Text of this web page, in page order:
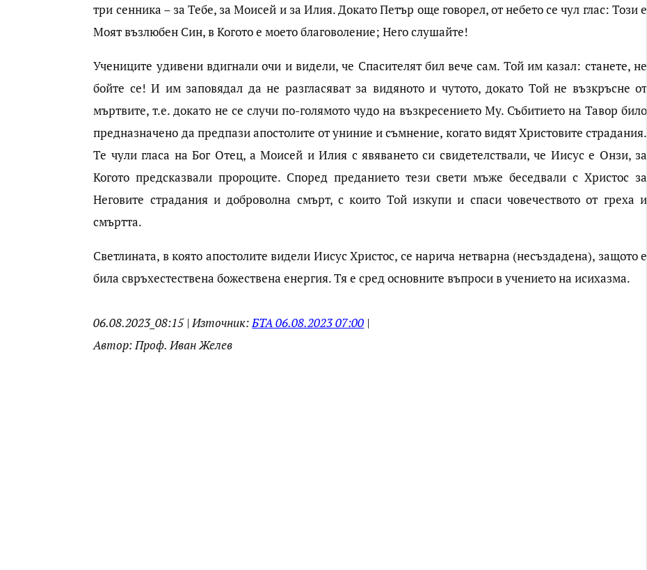
три сенника – за Тебе, за Моисей и за Илия. Докато Петър още говорел, от небето се чул глас: Този е
Моят възлюбен Син, в Когото е моето благоволение; Него слушайте!
Учениците удивени вдигнали очи и видели, че Спасителят бил вече сам. Той им казал: станете, не
бойте се! И им заповядал да не разгласяват за видяното и чутото, докато Той не възкръсне от
мъртвите, т.е. докато не се случи по-голямото чудо на възкресението Му. Събитието на Тавор било
предназначено да предпази апостолите от униние и съмнение, когато видят Христовите страдания.
Те чули гласа на Бог Отец, а Моисей и Илия с явяването си свидетелствали, че Иисус е Онзи, за
Когото предсказвали пророците. Според преданието тези свети мъже беседвали с Христос за
Неговите страдания и доброволна смърт, с които Той изкупи и спаси човечеството от греха и
смъртта.
Светлината, в която апостолите видели Иисус Христос, се нарича нетварна (несъздадена), защото е
била свръхестествена божествена енергия. Тя е сред основните въпроси в учението на исихазма.
06.08.2023_08:15 | Източник:БТА 06.08.2023 07:00 |
Автор: Проф. Иван Желев